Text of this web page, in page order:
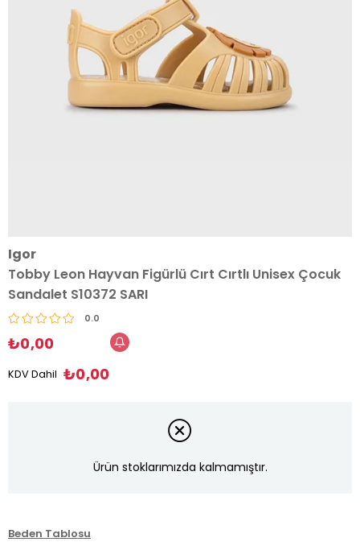
Igor
Tobby Leon Hayvan Figürlü Cırt Cırtlı Unisex Çocuk
Sandalet S10372 SARI
0.0
₺0,00
KDV Dahil ₺0,00
Ürün stoklarımızda kalmamıştır.
Beden Tablosu